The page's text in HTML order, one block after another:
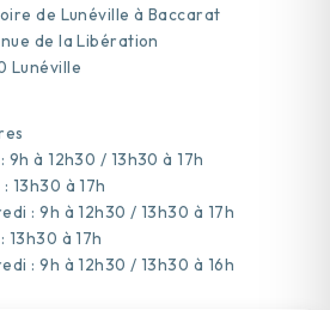
de Lunéville à Baccarat
de la Libération
Lunéville
9h à 12h30 / 13h30 à 17h
13h30 à 17h
: 9h à 12h30 / 13h30 à 17h
13h30 à 17h
: 9h à 12h30 / 13h30 à 16h